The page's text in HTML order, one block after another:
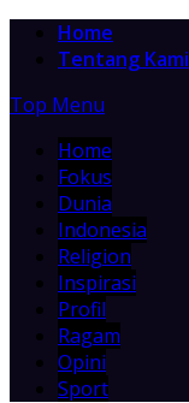
Home
Tentang Kami
Top Menu
Home
Fokus
Dunia
Indonesia
Religion
Inspirasi
Profil
Ragam
Opini
Sport